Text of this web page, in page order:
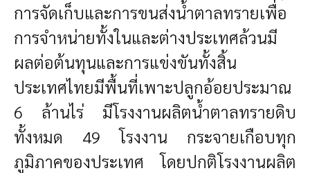
การจัดเก็บและการขนส่งน้ำตาลทรายเพื่อ
การจำหน่ายทั้งในและต่างประเทศล้วนมี
ผลต่อต้นทุนและการแข่งขันทั้งสิ้น
ประเทศไทยมีพื้นที่เพาะปลูกอ้อยประมาณ
6 ล้านไร่ มีโรงงานผลิตน้ำตาลทรายดิบ
ทั้งหมด 49 โรงงาน กระจายเกือบทุก
ภูมิภาคของประเทศ โดยปกติโรงงานผลิต